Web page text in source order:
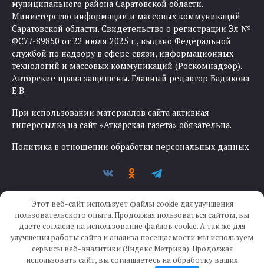
муниципального района Саратовской области.
Министерство информации и массовых коммуникаций
Саратовской области. Свидетельство о регистрации Эл №
ФС77-89850 от 22 июля 2025 г., выдано Федеральной
службой по надзору в сфере связи, информационных
технологий и массовых коммуникаций (Роскомнадзор).
Авторские права защищены. Главный редактор Бадикова
Е.В.
При использовании материалов сайта активная
гиперссылка на сайт «Аткарская газета» обязательна.
Политика в отношении обработки персональных данных
Создание сайта —IKWEB
Этот веб-сайт использует файлы cookie для улучшения
пользовательского опыта. Продолжая пользоваться сайтом, вы
даете согласие на использование файлов cookie. А так же для
улучшения работы сайта и анализа посещаемости мы используем
сервисы веб-аналитики (Яндекс.Метрика). Продолжая
использовать сайт, вы соглашаетесь на обработку ваших